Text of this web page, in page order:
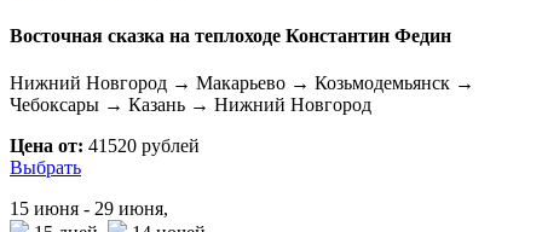
Восточная сказка на теплоходе Константин Федин
Нижний Новгород → Макарьево → Козьмодемьянск →
Чебоксары → Казань → Нижний Новгород
Цена от: 41520 рублей
Выбрать
15 июня - 29 июня,